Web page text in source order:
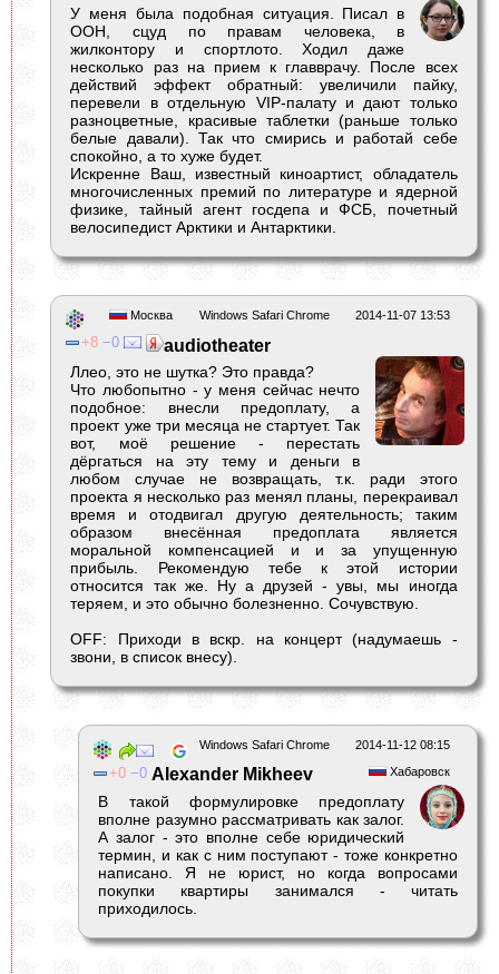
У меня была подобная ситуация. Писал в
ООН, сцуд по правам человека, в
жилконтору и спортлото. Ходил даже
несколько раз на прием к главврачу. После всех
действий эффект обратный: увеличили пайку,
перевели в отдельную VIP-палату и дают только
разноцветные, красивые таблетки (раньше только
белые давали). Так что смирись и работай себе
спокойно, а то хуже будет.
Искренне Ваш, известный киноартист, обладатель
многочисленных премий по литературе и ядерной
физике, тайный агент госдепа и ФСБ, почетный
велосипедист Арктики и Антарктики.
2014-11-07 13:53
Windows Safari Chrome
Москва
8 0 audiotheater
Ллео, это не шутка? Это правда?
Что любопытно - у меня сейчас нечто
подобное: внесли предоплату, а
проект уже три месяца не стартует. Так
вот, моё решение - перестать
дёргаться на эту тему и деньги в
любом случае не возвращать, т.к. ради этого
проекта я несколько раз менял планы, перекраивал
время и отодвигал другую деятельность; таким
образом внесённая предоплата является
моральной компенсацией и и за упущенную
прибыль. Рекомендую тебе к этой истории
относится так же. Ну а друзей - увы, мы иногда
теряем, и это обычно болезненно. Сочувствую.
OFF: Приходи в вскр. на концерт (надумаешь -
звони, в список внесу).
2014-11-12 08:15
Windows Safari Chrome
Хабаровск
0 0 Alexander Mikheev
В такой формулировке предоплату
вполне разумно рассматривать как залог.
А залог - это вполне себе юридический
термин, и как с ним поступают - тоже конкретно
написано. Я не юрист, но когда вопросами
покупки квартиры занимался - читать
приходилось.